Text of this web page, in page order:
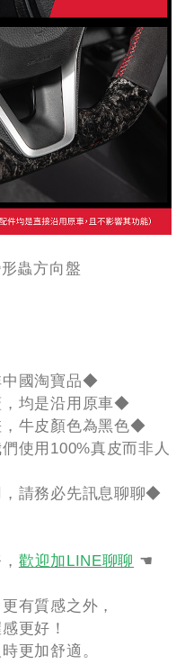
蟲方向盤
中國淘寶品◆
均是沿用原車◆
牛皮顏色為黑色◆
使用100%真皮而非人
請務必先訊息聊聊◆
歡迎加LINE聊聊 ☚
有質感之外，
更好！
更加舒適。